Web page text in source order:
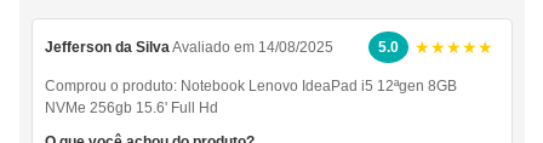
Jefferson da SilvaAvaliado em 14/08/2025 5.0 ★★★★★
Comprou o produto: Notebook Lenovo IdeaPad i5 12ªgen 8GB
NVMe 256gb 15.6' Full Hd